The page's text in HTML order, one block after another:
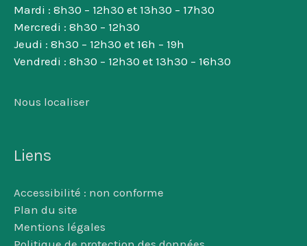
Mardi : 8h30 – 12h30 et 13h30 – 17h30
Mercredi : 8h30 – 12h30
Jeudi : 8h30 – 12h30 et 16h – 19h
Vendredi : 8h30 – 12h30 et 13h30 – 16h30
Nous localiser
Liens
Accessibilité : non conforme
Plan du site
Mentions légales